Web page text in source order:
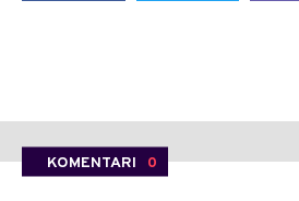
KOMENTARI 0